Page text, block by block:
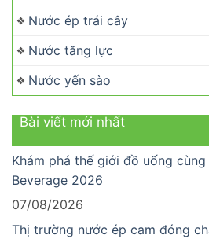
Nước ép trái cây
Nước tăng lực
Nước yến sào
Bài viết mới nhất
Khám phá thế giới đồ uống
Beverage 2026
07/08/2026
Thị trường nước ép cam đóng